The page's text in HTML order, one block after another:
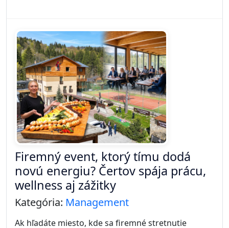
Firemný event, ktorý tímu dodá
novú energiu? Čertov spája prácu,
wellness aj zážitky
Kategória: Management
Ak hľadáte miesto, kde sa firemné stretnutie